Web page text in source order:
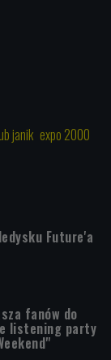
janik expo 2000
Future'a
fanów do
listening party